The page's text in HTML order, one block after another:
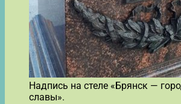
Надпись на стеле «Брянск —
славы».